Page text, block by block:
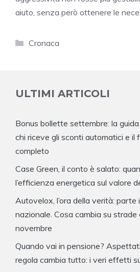
aiuto, senza però ottenere le
Categorie
Cronaca
ULTIMI ARTICOLI
Bonus bollette settembre: la
chi riceve gli sconti automatici e il
completo
Case Green, il conto è salato:
l’efficienza energetica sul valore
Autovelox, l’ora della verità: parte
nazionale. Cosa cambia su strade
novembre
Quando vai in pensione?
regola cambia tutto: i veri effetti